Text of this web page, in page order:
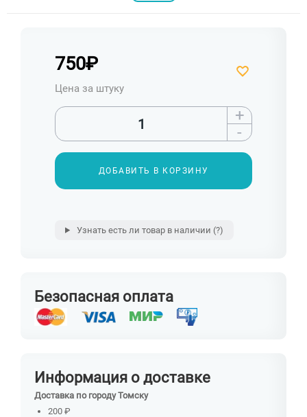
750₽
Цена за штуку
+
-
ДОБАВИТЬ В КОРЗИНУ
Узнать есть ли товар в наличии (?)
Безопасная оплата
Информация о доставке
Доставка по городу Томску
200 ₽